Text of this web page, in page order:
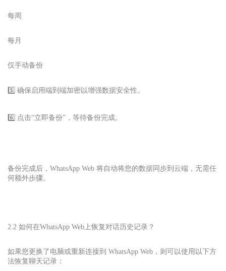
每周
每月
仅手动备份
5️⃣ 确保启用端到端加密以增强数据安全性。
6️⃣ 点击“立即备份”，等待备份完成。
备份完成后，WhatsApp Web 将自动将您的数据同步到云端，无需任
何额外步骤。
2.2 如何在WhatsApp Web 上恢复对话历史记录？
如果您更换了电脑或重新连接到 WhatsApp Web，则可以使用以下方
法恢复聊天记录：